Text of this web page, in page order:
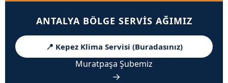
ANTALYA BÖLGE SERVIS AĞIMIZ
📍 Kepez Klima Servisi (Buradasınız)
Muratpaşa Şubemiz
→